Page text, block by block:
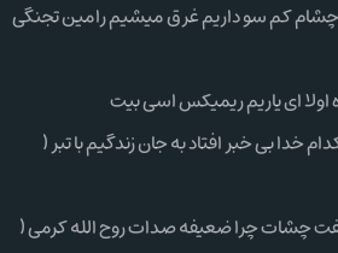
چشام کم سو داریم غرق میشیم رامین تجنگی
اولا ای یاریم ریمیکس اسی بیت
خدا بی خبر افتاد به جان زندگیم با تبر (
چشات چرا ضعیفه صدات روح الله کرمی (